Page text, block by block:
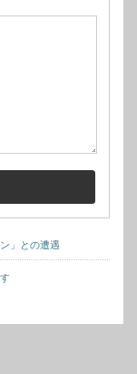
」との遭遇